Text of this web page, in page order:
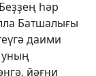
һәр
Батшалығы
даими
уның
йәғни